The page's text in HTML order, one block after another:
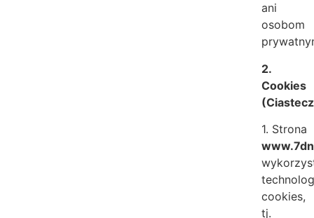
ani
osobom
2.
Cookies
1. Strona
cookies,
tj.